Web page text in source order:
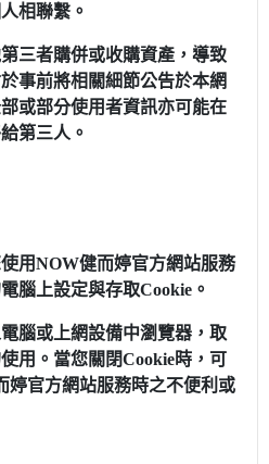
相聯繫。
三者購併或收購資產，導致
事前將相關細節公告於本網
或部分使用者資訊亦可能在
第三人。
用NOW健而婷官方網站服務
腦上設定與存取Cookie。
腦或上網設備中瀏覽器，取
用。當您關閉Cookie時，可
婷官方網站服務時之不便利或